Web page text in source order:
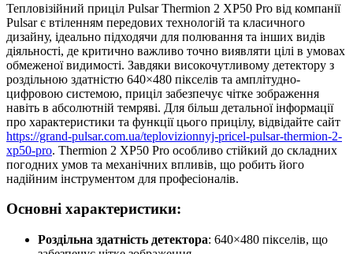
Тепловізійний приціл Pulsar Thermion 2 XP50 Pro від компанії
Pulsar є втіленням передових технологій та класичного
дизайну, ідеально підходячи для полювання та інших видів
діяльності, де критично важливо точно виявляти цілі в умовах
обмеженої видимості. Завдяки високочутливому детектору з
роздільною здатністю 640×480 пікселів та амплітудно-
цифровою системою, приціл забезпечує чітке зображення
навіть в абсолютній темряві. Для більш детальної інформації
про характеристики та функції цього прицілу, відвідайте сайт
https://grand-pulsar.com.ua/teplovizionnyj-pricel-pulsar-thermion-2-
xp50-pro. Thermion 2 XP50 Pro особливо стійкий до складних
погодних умов та механічних впливів, що робить його
надійним інструментом для професіоналів.
Основні характеристики:
Роздільна здатність детектора: 640×480 пікселів, що